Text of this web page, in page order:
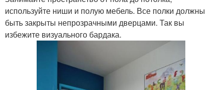
используйте ниши и полую мебель. Все полки должны
быть закрыты непрозрачными дверцами. Так вы
избежите визуального бардака.